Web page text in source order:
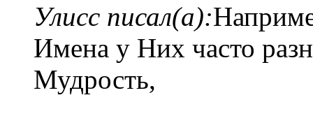
Улисс писал(а):
Имена у Них часто
Мудрость,